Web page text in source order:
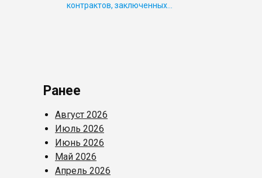
контрактов, заключенных…
Ранее
Август 2026
Июль 2026
Июнь 2026
Май 2026
Апрель 2026